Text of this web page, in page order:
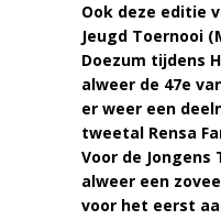
Ook deze editie
Jeugd Toernooi
Doezum tijdens
alweer de 47e
er weer een
tweetal Rensa
Voor de Jongens
alweer een
voor het eerst